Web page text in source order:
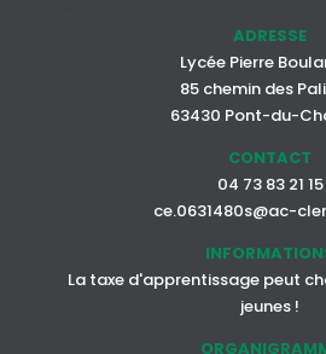
ADRESSE
Lycée Pierre
85 chemin des
63430 Pont-du-
CONTACT
04 73 83 21 15
ce.0631480s@ac-
La taxe d'apprentissage peut
jeunes !